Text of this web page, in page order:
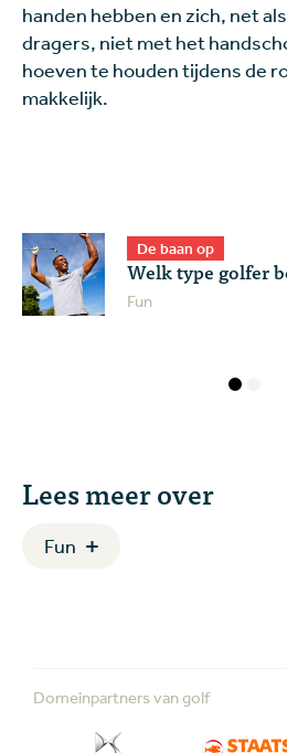
handen hebben en zich, net
dragers, niet met het
hoeven te houden tijdens de
makkelijk.
De baan op
Welk type golfer
Fun
Lees meer over
Fun
Domeinpartners van golf